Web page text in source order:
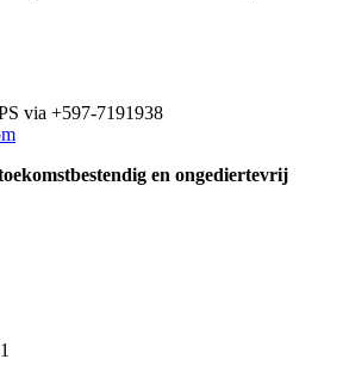
via +597‑7191938
en ongediertevrij